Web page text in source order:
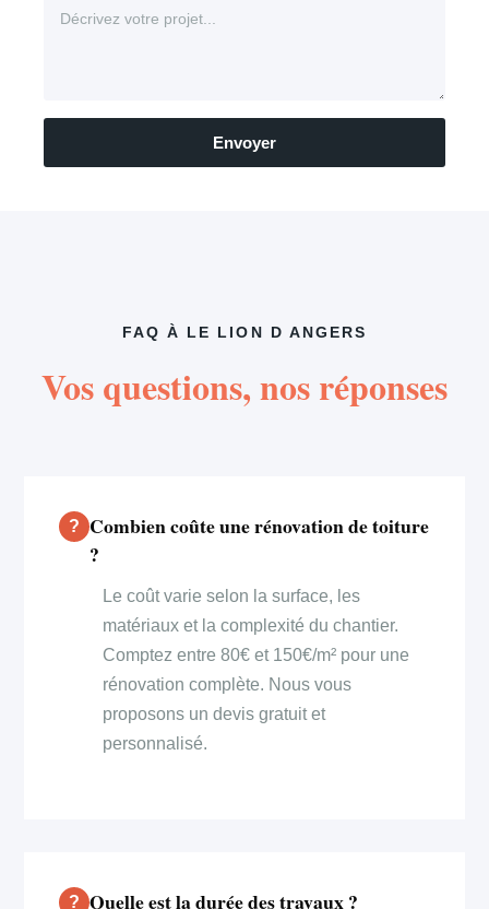
Envoyer
FAQ À LE LION D ANGERS
Vos questions, nos réponses
Combien coûte une rénovation de toiture
?
Le coût varie selon la surface, les
matériaux et la complexité du chantier.
Comptez entre 80€ et 150€/m² pour une
rénovation complète. Nous vous
proposons un devis gratuit et
personnalisé.
Quelle est la durée des travaux ?